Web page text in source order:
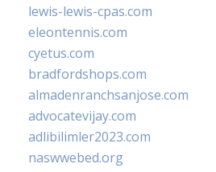
lewis-lewis-cpas.com
eleontennis.com
cyetus.com
bradfordshops.com
almadenranchsanjose.com
advocatevijay.com
adlibilimler2023.com
naswwebed.org